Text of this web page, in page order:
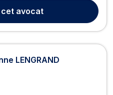
vous représente et vous
pénale (g...
cet avocat
LENGRAND